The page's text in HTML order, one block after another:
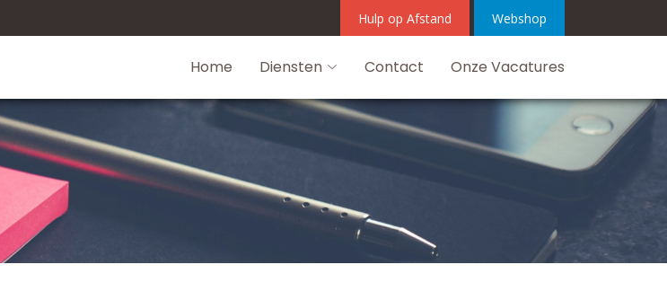
Hulp op Afstand Webshop
Home Diensten Contact Onze Vacatures